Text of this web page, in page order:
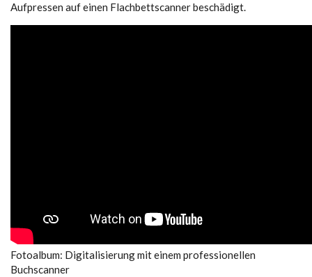
Aufpressen auf einen Flachbettscanner beschädigt.
Fotoalbum: Digitalisierung mit einem professionellen
Buchscanner